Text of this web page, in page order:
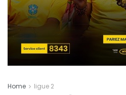
Home ligue 2